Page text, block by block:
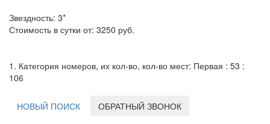
Звездность: 3*
Стоимость в сутки от: 3250 руб.
1. Категория номеров, их кол-во, кол-во мест: Первая : 53 :
106
НОВЫЙ ПОИСК ОБРАТНЫЙ ЗВОНОК